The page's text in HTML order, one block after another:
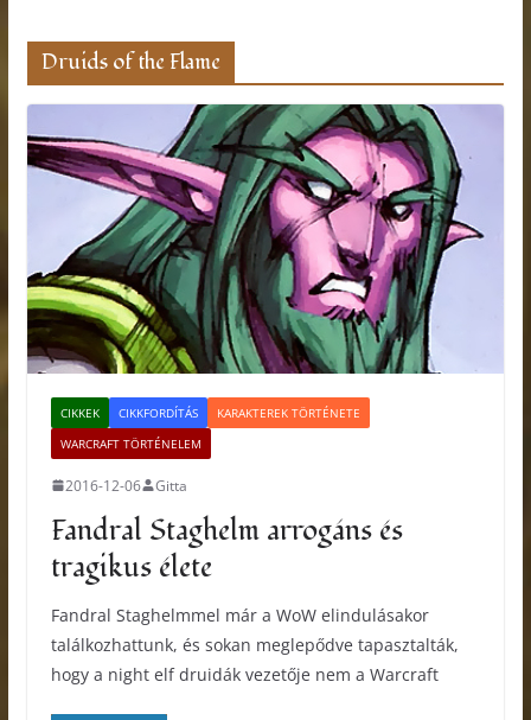
Druids of the Flame
CIKKEK CIKKFORDÍTÁS
KARAKTEREK TÖRTÉNETE
WARCRAFT TÖRTÉNELEM
2016-12-06 Gitta
Fandral Staghelm arrogáns és
tragikus élete
Fandral Staghelmmel már a WoW elindulásakor
találkozhattunk, és sokan meglepődve tapasztalták,
hogy a night elf druidák vezetője nem a Warcraft